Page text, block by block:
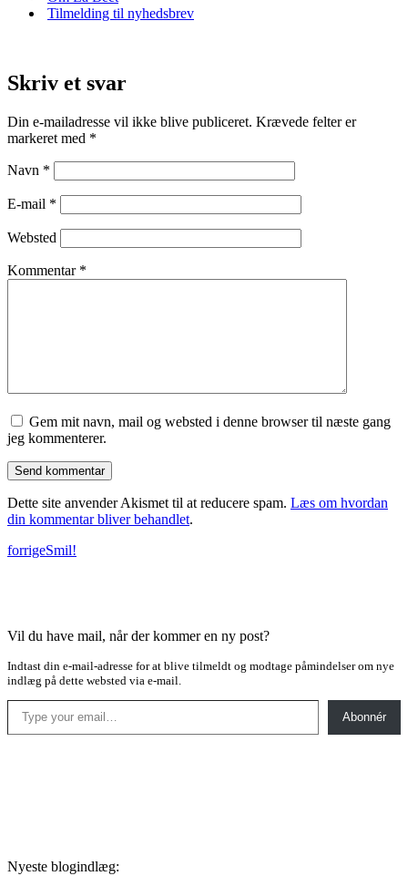
Tilmelding til nyhedsbrev
Skriv et svar
Din e-mailadresse vil ikke blive publiceret. Krævede felter er
markeret med *
Navn *
E-mail *
Websted
Kommentar *
Gem mit navn, mail og websted i denne browser til næste gang
jeg kommenterer.
Dette site anvender Akismet til at reducere spam. Læs om hvordan
din kommentar bliver behandlet.
forrigeSmil!
Vil du have mail, når der kommer en ny post?
Indtast din e-mail-adresse for at blive tilmeldt og modtage påmindelser om nye
indlæg på dette websted via e-mail.
Type your email…
Abonnér
Nyeste blogindlæg: